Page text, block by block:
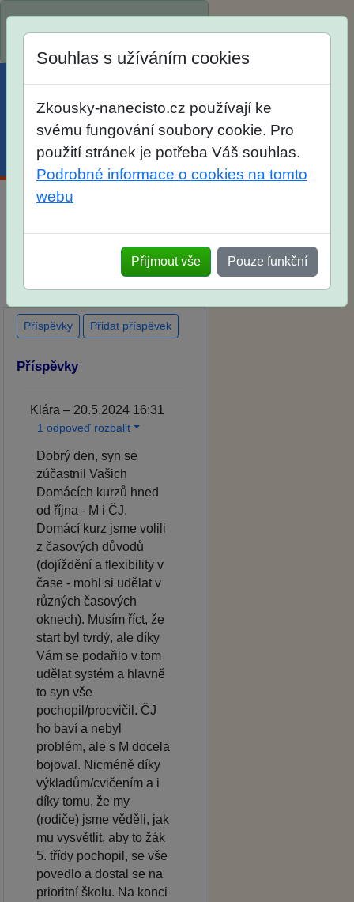
Menu Účet Košík
po skutečných přijímacích
zkouškách
Souhlas s užíváním cookies
Zkousky-nanecisto.cz používají ke
svému fungování soubory cookie. Pro
použití stránek je potřeba Váš souhlas.
Podrobné informace o cookies na tomto
webu
Přijmout vše Pouze funkční
Příspěvky Přidat příspěvek
Příspěvky
Klára – 20.5.2024 16:31
1 odpoveď rozbalit
Dobrý den, syn se
zúčastnil Vašich
Domácích kurzů hned
od října - M i ČJ.
Domácí kurz jsme volili
z časových důvodů
(dojíždění a flexibility v
čase - mohl si udělat v
různých časových
oknech). Musím říct, že
start byl tvrdý, ale díky
Vám se podařilo v tom
udělat systém a hlavně
to syn vše
pochopil/procvičil. ČJ
ho baví a nebyl
problém, ale s M docela
bojoval. Nicméně díky
výkladům/cvičením a i
díky tomu, že my
(rodiče) jsme věděli, jak
mu vysvětlit, aby to žák
5. třídy pochopil, se vše
povedlo a dostal se na
prioritní školu. Na konci